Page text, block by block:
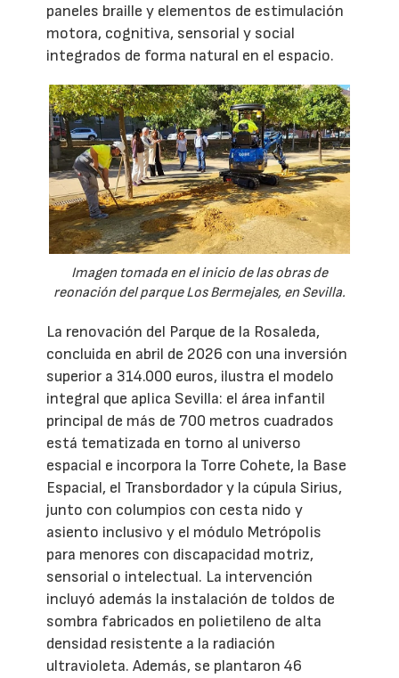
paneles braille y elementos de estimulación
motora, cognitiva, sensorial y social
integrados de forma natural en el espacio.
Imagen tomada en el inicio de las obras de
reonación del parque Los Bermejales, en Sevilla.
La renovación del Parque de la Rosaleda,
concluida en abril de 2026 con una inversión
superior a 314.000 euros, ilustra el modelo
integral que aplica Sevilla: el área infantil
principal de más de 700 metros cuadrados
está tematizada en torno al universo
espacial e incorpora la Torre Cohete, la Base
Espacial, el Transbordador y la cúpula Sirius,
junto con columpios con cesta nido y
asiento inclusivo y el módulo Metrópolis
para menores con discapacidad motriz,
sensorial o intelectual. La intervención
incluyó además la instalación de toldos de
sombra fabricados en polietileno de alta
densidad resistente a la radiación
ultravioleta. Además, se plantaron 46